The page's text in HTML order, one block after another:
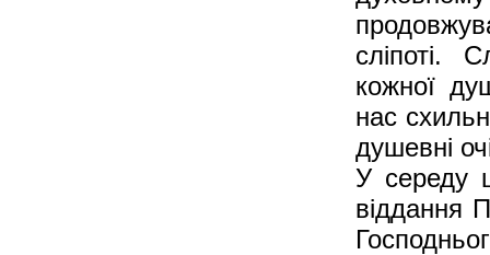
сліпоті.
кожної
нас
душевні
У середу
віддання